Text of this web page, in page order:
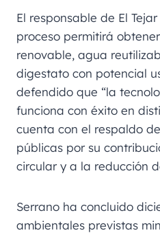
El responsable de El
proceso permitirá
renovable, agua
digestato con potencial
defendido que “la
funciona con éxito en
cuenta con el respaldo
públicas por su
circular y a la reducción
Serrano ha concluido
ambientales previstas